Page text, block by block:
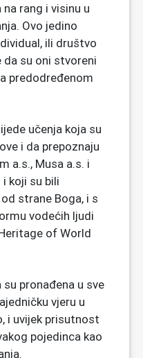
rang i visinu u
Ovo jedino
ili društvo
da su oni stvoreni
predodređenom
učenja koja su
i da prepoznaju
a.s., Musa a.s. i
koji su bili
strane Boga, i s
vodećih ljudi
of World
pronađena u sve
vjeru u
i uvijek prisutnost
pojedinca kao